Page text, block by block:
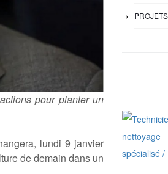
pour planter un
lundi 9 janvier
de demain dans un